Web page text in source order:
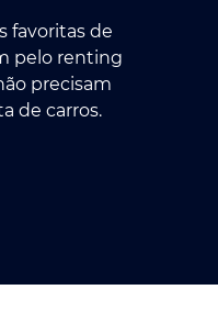
favoritas de
pelo renting
precisam
de carros.